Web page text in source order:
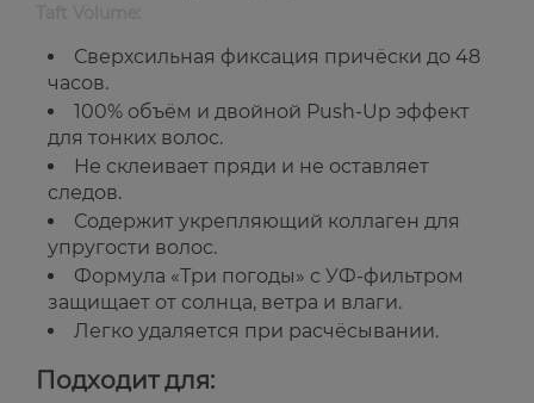
Сверхсильная фиксация причёски до 48
часов.
100% объём и двойной Push-Up эффект
для тонких волос.
Не склеивает пряди и не оставляет
следов.
Содержит укрепляющий коллаген для
упругости волос.
Формула «Три погоды» с УФ-фильтром
защищает от солнца, ветра и влаги.
Легко удаляется при расчёсывании.
Подходит для: